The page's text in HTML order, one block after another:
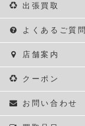
出張買取
よくあるご質問
店舗案内
クーポン
お問い合わせ